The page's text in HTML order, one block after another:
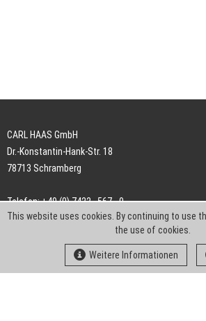
CARL HAAS GmbH
Dr.-Konstantin-Hank-Str. 18
78713 Schramberg
Telefon: +49 (0) 7422 . 567 - 0
Telefax: +49 (0) 7422 . 567 - 239
info-ch@kern-liebers.com
This website uses cookies. By continuing to use
the use of cookies.
Weitere Informationen